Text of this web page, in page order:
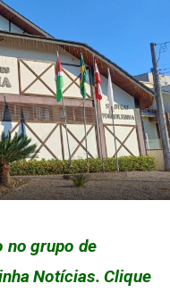
no grupo de
Notícias. Clique